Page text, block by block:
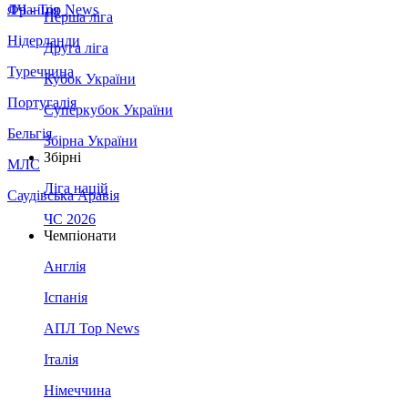
Франція
Нідерланди
Туреччина
Португалія
Бельгія
МЛС
Саудівська Аравія
ЛЧ - Top News
Перша ліга
Друга ліга
Кубок України
Суперкубок України
Збірна України
Збірні
Ліга націй
ЧС 2026
Чемпіонати
Англія
Іспанія
АПЛ Top News
Італія
Німеччина